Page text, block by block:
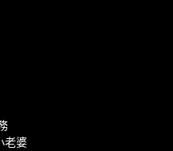
老婆